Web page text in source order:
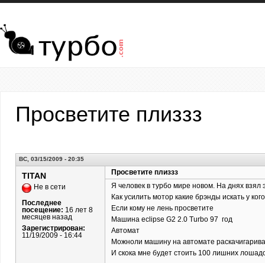
Перейти к основному содержанию
Просветите плиззз
ВС, 03/15/2009 - 20:35
TITAN
Не в сети
Последнее
посещение: 16 лет 8
месяцев назад
Зарегистрирован:
11/19/2009 - 16:44
Просветите плиззз
Я человек в турбо мире новом. На днях
Как усилить мотор какие брэнды искать у
Если кому не лень просветите
Машина eclipse G2 2.0 Turbo 97 год
Автомат
Можноли машину на автомате
И скока мне будет стоить 100 лишних